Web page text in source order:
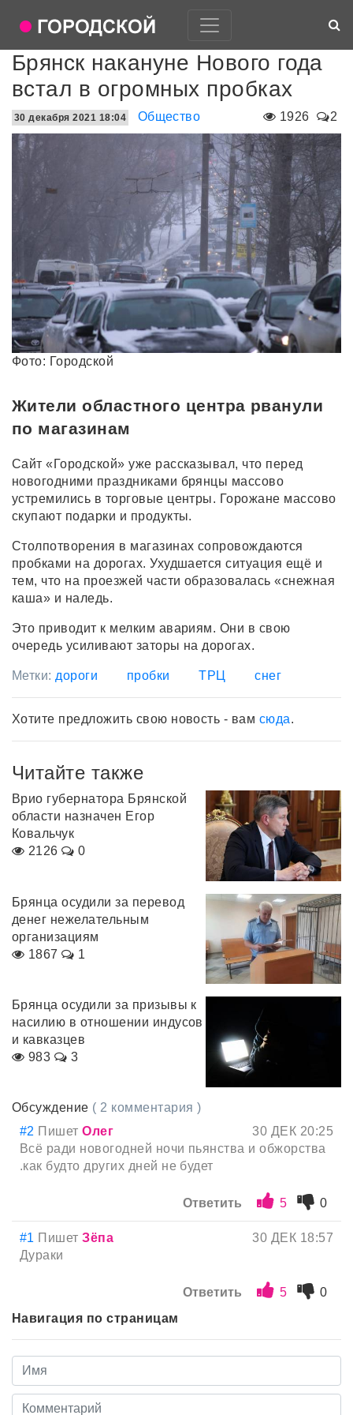
Брянск накануне Нового года
встал в огромных пробках
1926 2
30 декабря 2021 18:04 Общество
Фото: Городской
Жители областного центра рванули
по магазинам
Сайт «Городской» уже рассказывал, что перед
новогодними праздниками брянцы массово
устремились в торговые центры. Горожане массово
скупают подарки и продукты.
Столпотворения в магазинах сопровождаются
пробками на дорогах. Ухудшается ситуация ещё и
тем, что на проезжей части образовалась «снежная
каша» и наледь.
Это приводит к мелким авариям. Они в свою
очередь усиливают заторы на дорогах.
Метки: дороги пробки ТРЦ снег
Хотите предложить свою новость - вам сюда.
Читайте также
Врио губернатора Брянской
области назначен Егор
Ковальчук
2126
0
Брянца осудили за перевод
денег нежелательным
организациям
1867
1
Брянца осудили за призывы к
насилию в отношении индусов
и кавказцев
983
3
Обсуждение ( 2 комментария )
#2 ПишетОлег
30 ДЕК 20:25
Всё ради новогодней ночи пьянства и обжорства
.как будто других дней не будет
Ответить 5 0
#1 ПишетЗёпа
30 ДЕК 18:57
Дураки
Ответить 5
0
Навигация по страницам